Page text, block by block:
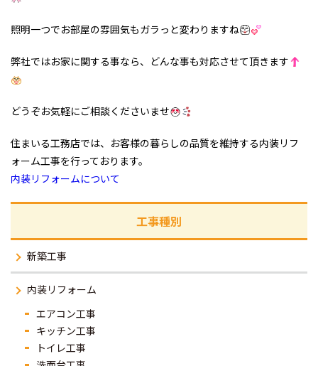
照明一つでお部屋の雰囲気もガラっと変わりますね
弊社ではお家に関する事なら、どんな事も対応させて頂きます
どうぞお気軽にご相談くださいませ
住まいる工務店では、お客様の暮らしの品質を維持する内装リフ
ォーム工事を行っております。
内装リフォームについて
工事種別
新築工事
内装リフォーム
エアコン工事
キッチン工事
トイレ工事